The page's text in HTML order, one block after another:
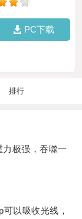
PC下载
排行
极强，吞噬一
以吸收光线，